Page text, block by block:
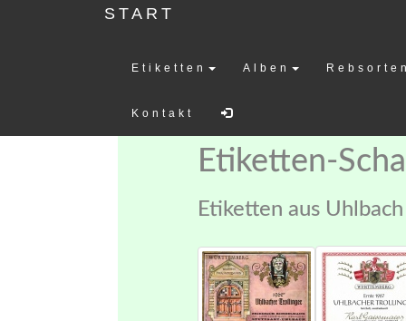
START
Etiketten Alben
Kontakt
Etiketten-
Etiketten aus Uhlbach